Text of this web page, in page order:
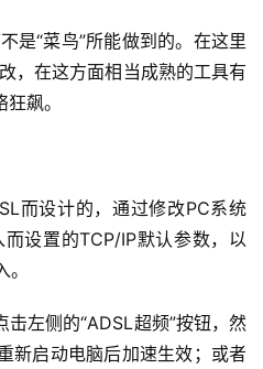
是“菜鸟”所能做到的。在这里
，在这方面相当成熟的工具有
飙。
而设计的，通过修改PC系统
设置的TCP/IP默认参数，以
左侧的“ADSL超频”按钮，然
新启动电脑后加速生效；或者